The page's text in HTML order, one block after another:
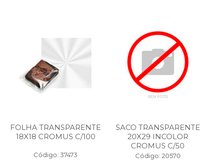
FOLHA TRANSPARENTE
18X18 CROMUS C/100
Código: 37473
SACO TRANSPARENTE
20X29 INCOLOR
CROMUS C/50
Código: 20570